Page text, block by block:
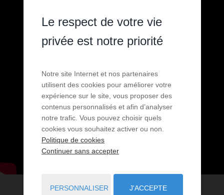
Le respect de votre vie
privée est notre priorité
Notre site Internet et nos partenaires
utilisent des cookies pour améliorer votre
expérience sur le site, vous proposer des
contenus personnalisés et afin d’analyser
notre trafic. Vous pouvez choisir quels
cookies vous souhaitez activer ou non.
Politique de cookies
Continuer sans accepter
PERSONNALISER J'ACCEPTE